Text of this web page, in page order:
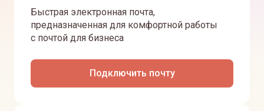
Быстрая электронная почта,
предназначенная для комфортной работы
с почтой для бизнеса
Подключить почту